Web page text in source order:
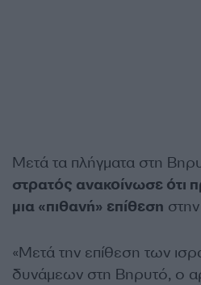
Μετά τα πλήγματα στη
στρατός ανακοίνωσε ότι
μια «πιθανή» επίθεση
«Μετά την επίθεση των
δυνάμεων στη Βηρυτό, ο